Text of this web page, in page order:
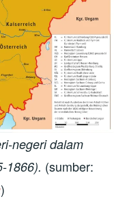
negeri dalam
1866). (sumber:
)